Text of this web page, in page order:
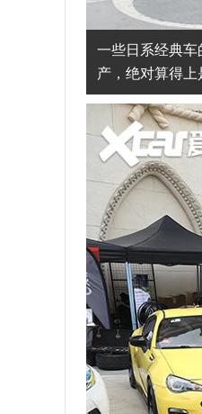
一些日系经典
产，绝对算得上